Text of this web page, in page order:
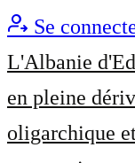
Se
L'Albanie
en pleine
oligarchique